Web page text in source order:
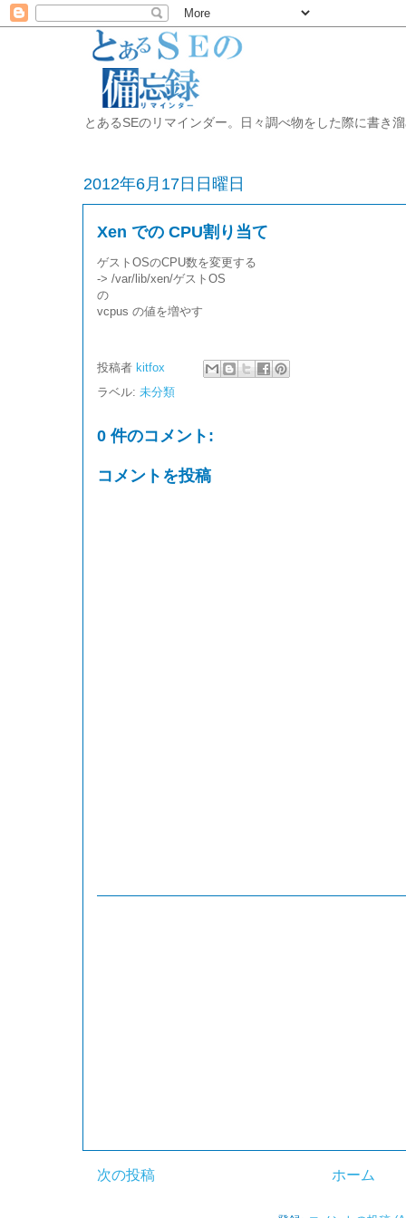
とあるSEのリマインダー。日々調べ物をした際に書き
2012年6月17日日曜日
Xen での CPU割り当て
ゲストOSのCPU数を変更する
-> /var/lib/xen/ゲストOS
の
vcpus の値を増やす
投稿者 kitfox
ラベル: 未分類
0 件のコメント:
コメントを投稿
次の投稿 ホーム